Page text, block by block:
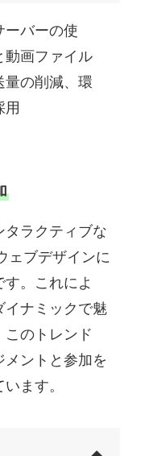
ーバーの使
動画ファイル
量の削減、環
用
タラクティブな
ェブデザインに
。これによ
イナミックで魅
このトレンド
ントと参加を
ます。